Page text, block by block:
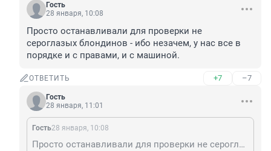
Гость
28 января, 10:08
Просто останавливали для проверки не
сероглазых блондинов - ибо незачем, у нас все в
порядке и с правами, и с машиной.
ОТВЕТИТЬ +7 –7
Гость
28 января, 11:01
Гость28 января, 10:08
Просто останавливали для проверки не сероглазых блондинов - ибо незачем, у нас все в порядке и с правами, и с машиной.